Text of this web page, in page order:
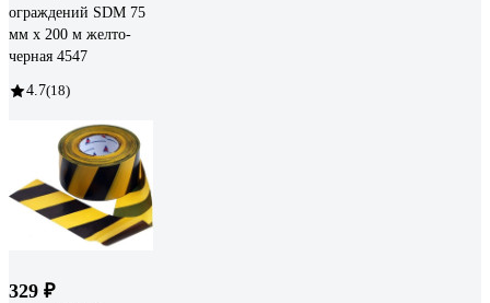
ограждений SDM 75
мм х 200 м желто-
черная 4547
4.7(18)
329 ₽